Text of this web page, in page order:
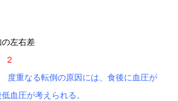
の左右差
２
重なる転倒の原因には、食後に血圧が
血圧が考えられる。